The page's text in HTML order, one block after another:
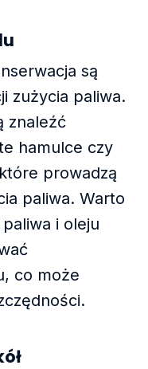
są
zużycia paliwa.
znaleźć
hamulce czy
prowadzą
paliwa. Warto
i oleju
co może